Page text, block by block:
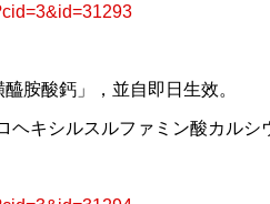
胺酸鈣」，並自即日生效。
キシルスルファミン酸カルシ